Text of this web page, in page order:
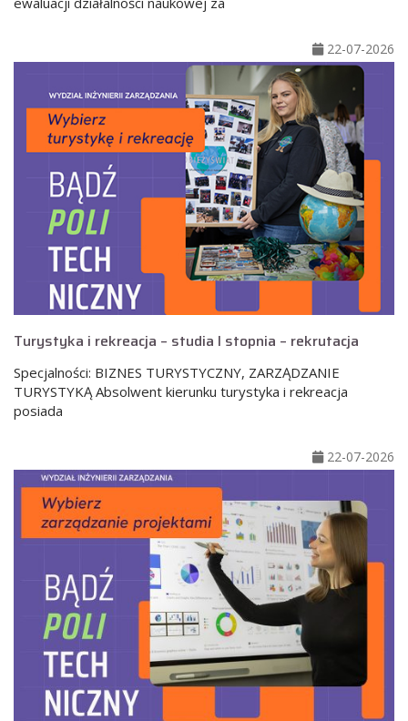
22-07-2026
Turystyka i rekreacja – studia I stopnia – rekrutacja
Specjalności: BIZNES TURYSTYCZNY, ZARZĄDZANIE
TURYSTYKĄ Absolwent kierunku turystyka i rekreacja
posiada
22-07-2026